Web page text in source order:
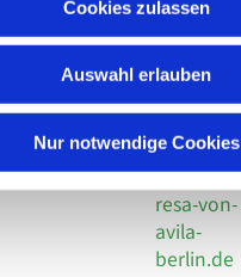
Cookies zulassen
Auswahl erlauben
Nur notwendige Cookies
- Norbert
+49 30
924 64 28
Fax +49
30 924 54
18
E-Mail
info@the
resa-von-
avila-
berlin.de